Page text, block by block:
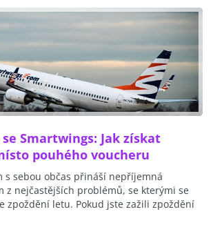
Smartwings: Jak získat
pouhého voucheru
s sebou občas přináší nepříjemná
z nejčastějších problémů, se kterými se
zpoždění letu. Pokud jste zažili zpoždění